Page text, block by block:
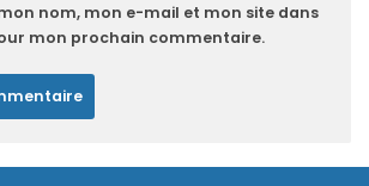
nom, mon e-mail et mon site dans
mon prochain commentaire.